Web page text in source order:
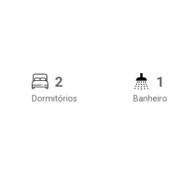
2
Dormitórios
1
Banheiro